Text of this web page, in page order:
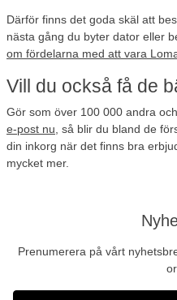
Därför finns det goda skäl att
nästa gång du byter dator eller
om fördelarna med att vara
Vill du också få de
Gör som över 100 000 andra och
e-post nu , så blir du bland de
din inkorg när det finns bra
mycket mer.
Prenumerera på vårt